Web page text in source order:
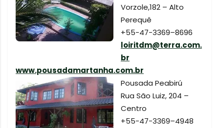
Vorzole,182 – Alto
Perequê
+55-47-3369–8696
loiritdm@terra.com.
br
www.pousadamartanha.com.br
Pousada Peabirú
Rua São Luiz, 204 –
Centro
+55-47-3369–4948